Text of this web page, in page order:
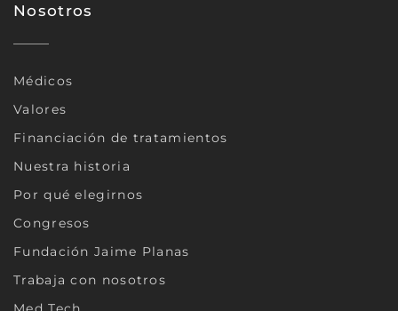
Nosotros
Médicos
Valores
Financiación de tratamientos
Nuestra historia
Por qué elegirnos
Congresos
Fundación Jaime Planas
Trabaja con nosotros